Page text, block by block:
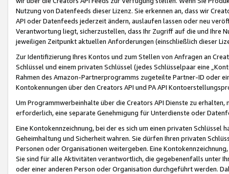
Nutzung von Datenfeeds dieser Lizenz. Sie erkennen an, dass wir
API oder Datenfeeds jederzeit ändern, auslaufen lassen oder neu
Verantwortung liegt, sicherzustellen, dass Ihr Zugriff auf die und Ihre
jeweiligen Zeitpunkt aktuellen Anforderungen (einschließlich dieser
Zur Identifizierung Ihres Kontos und zum Stellen von Anfragen an
Schlüssel und einem privaten Schlüssel (jedes Schlüsselpaar eine
Rahmen des Amazon-Partnerprogramms zugeteilte Partner-ID oder
Kontokennungen über den Creators API und PA API
Um Programmwerbeinhalte über die Creators API Dienste zu
erforderlich, eine separate Genehmigung für Unterdienste oder
Eine Kontokennzeichnung, bei der es sich um einen privaten
Geheimhaltung und Sicherheit wahren. Sie dürfen Ihren privaten
Personen oder Organisationen weitergeben. Eine
Sie sind für alle Aktivitäten verantwortlich, die gegebenenfalls unter
oder einer anderen Person oder Organisation durchgeführt werden.